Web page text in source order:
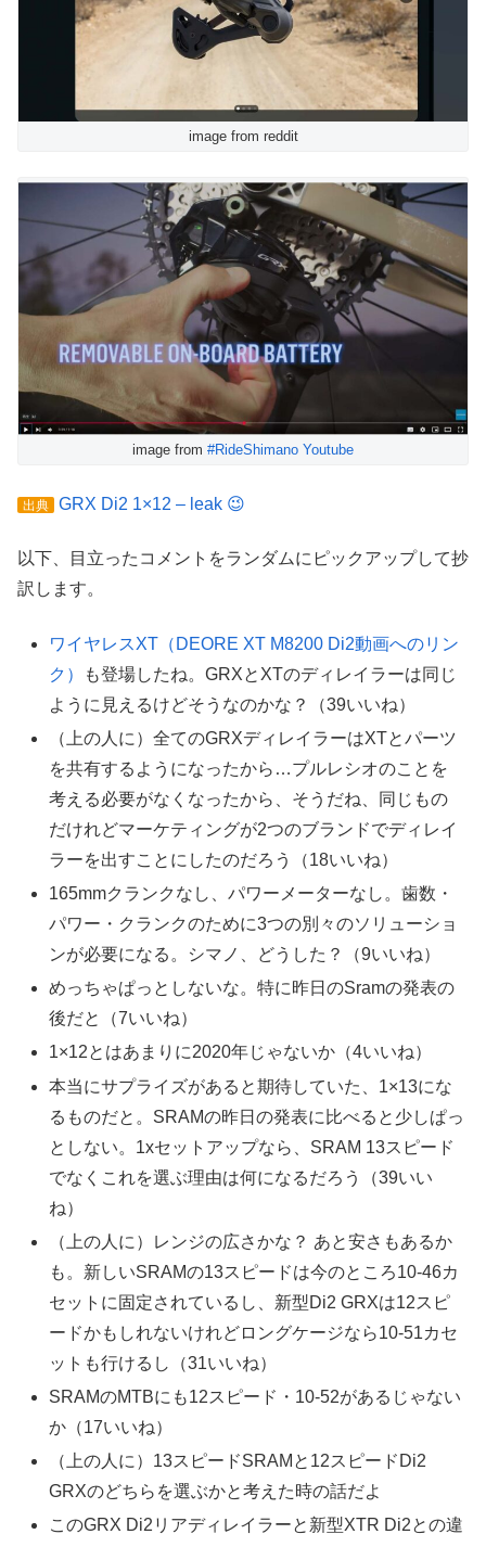
image from reddit
image from #RideShimano Youtube
出典 GRX Di2 1×12 – leak 😉
以下、目立ったコメントをランダムにピックアップして抄
訳します。
ワイヤレスXT（DEORE XT M8200 Di2動画へのリン
ク）
も登場したね。GRXとXTのディレイラーは同じ
ように見えるけどそうなのかな？（39いいね）
（上の人に）全てのGRXディレイラーはXTとパーツ
を共有するようになったから…プルレシオのことを
考える必要がなくなったから、そうだね、同じもの
だけれどマーケティングが2つのブランドでディレイ
ラーを出すことにしたのだろう（18いいね）
165mmクランクなし、パワーメーターなし。歯数・
パワー・クランクのために3つの別々のソリューショ
ンが必要になる。シマノ、どうした？（9いいね）
めっちゃぱっとしないな。特に昨日のSramの発表の
後だと（7いいね）
1×12とはあまりに2020年じゃないか（4いいね）
本当にサプライズがあると期待していた、1×13にな
るものだと。SRAMの昨日の発表に比べると少しぱっ
としない。1xセットアップなら、SRAM 13スピード
でなくこれを選ぶ理由は何になるだろう（39いい
ね）
（上の人に）レンジの広さかな？ あと安さもあるか
も。新しいSRAMの13スピードは今のところ10-46カ
セットに固定されているし、新型Di2 GRXは12スピ
ードかもしれないけれどロングケージなら10-51カセ
ットも行けるし（31いいね）
SRAMのMTBにも12スピード・10-52があるじゃない
か（17いいね）
（上の人に）13スピードSRAMと12スピードDi2
GRXのどちらを選ぶかと考えた時の話だよ
このGRX Di2リアディレイラーと新型XTR Di2との違